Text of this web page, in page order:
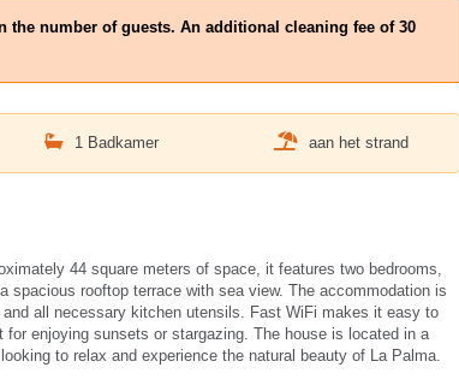
the number of guests. An additional cleaning fee of 30
1 Badkamer aan het strand
44 square meters of space, it features two bedrooms,
spacious rooftop terrace with sea view. The accommodation is
all necessary kitchen utensils. Fast WiFi makes it easy to
enjoying sunsets or stargazing. The house is located in a
to relax and experience the natural beauty of La Palma.